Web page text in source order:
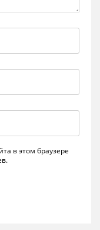
в этом браузере